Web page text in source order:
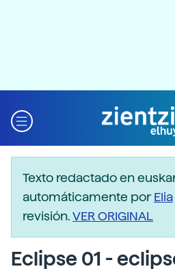
Texto redactado en
automáticamente porElia
revisión.VER ORIGINAL
Eclipse 01 -